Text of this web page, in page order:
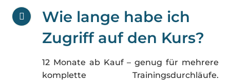
Zugriff auf den Kurs?
12 Monate ab Kauf – genug für mehrere
komplette Trainingsdurchläufe.
Fitnesstraining lebt vom Tun, nicht vom
Aufheben für später: Die Frist ist auch ein